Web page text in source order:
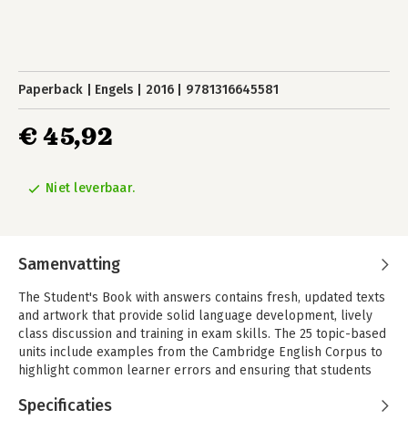
Paperback Engels 2016 9781316645581
€ 45,92
Niet leverbaar.
Samenvatting
The Student's Book with answers contains fresh, updated texts
and artwork that provide solid language development, lively
class discussion and training in exam skills. The 25 topic-based
units include examples from the Cambridge English Corpus to
highlight common learner errors and ensuring that students
at this level. The interactive CD-ROM provides comprehensive
Specificaties